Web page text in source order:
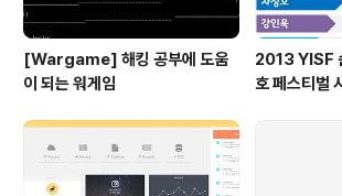
[Wargame] 해킹 공부에 도움
이 되는 워게임
2013 YISF
호 페스티벌